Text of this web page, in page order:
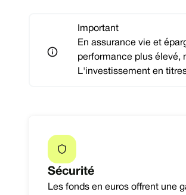
Important
En assurance vie et
performance plus élevé,
L'investissement en
Sécurité
Les fonds en euros offrent une